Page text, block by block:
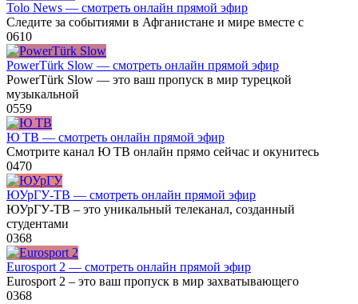
Tolo News — смотреть онлайн прямой эфир
Следите за событиями в Афганистане и мире вместе с
0610
PowerTürk Slow — смотреть онлайн прямой эфир
PowerTürk Slow — это ваш пропуск в мир турецкой
музыкальной
0559
Ю ТВ — смотреть онлайн прямой эфир
Смотрите канал Ю ТВ онлайн прямо сейчас и окунитесь
0470
ЮУрГУ-ТВ — смотреть онлайн прямой эфир
ЮУрГУ-ТВ – это уникальный телеканал, созданный
студентами
0368
Eurosport 2 — смотреть онлайн прямой эфир
Eurosport 2 – это ваш пропуск в мир захватывающего
0368